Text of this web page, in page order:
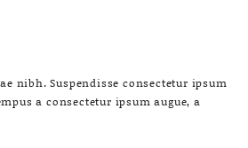
nibh. Suspendisse consectetur ipsum
a consectetur ipsum augue, a